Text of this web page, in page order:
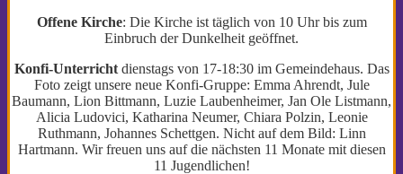
Offene Kirche: Die Kirche ist täglich von 10 Uhr bis zum
Einbruch der Dunkelheit geöffnet.
Konfi-Unterricht dienstags von 17-18:30 im Gemeindehaus. Das
Foto zeigt unsere neue Konfi-Gruppe: Emma Ahrendt, Jule
Baumann, Lion Bittmann, Luzie Laubenheimer, Jan Ole Listmann,
Alicia Ludovici, Katharina Neumer, Chiara Polzin, Leonie
Ruthmann, Johannes Schettgen. Nicht auf dem Bild: Linn
Hartmann. Wir freuen uns auf die nächsten 11 Monate mit diesen
11 Jugendlichen!